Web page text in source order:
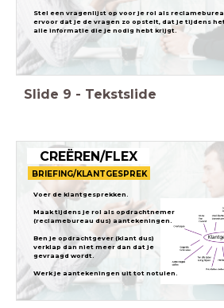
Stel een vragenlijst op voor je rol als
ervoor dat je de vragen zo opstelt, dat je tijdens
alle informatie die je nodig hebt krijgt.
Slide 9 - Tekstslide
CREËREN/FLEX
Voer de klantgesprekken.
Maak tijdens je rol als opdrachtnemer
(reclamebureau dus) aantekeningen.
Ben je opdrachtgever (klant dus)
verklap dan niet meer dan dat je
gevraagd wordt.
Werk je aantekeningen uit tot notulen.
BRIEFING/KLANTGESPREK